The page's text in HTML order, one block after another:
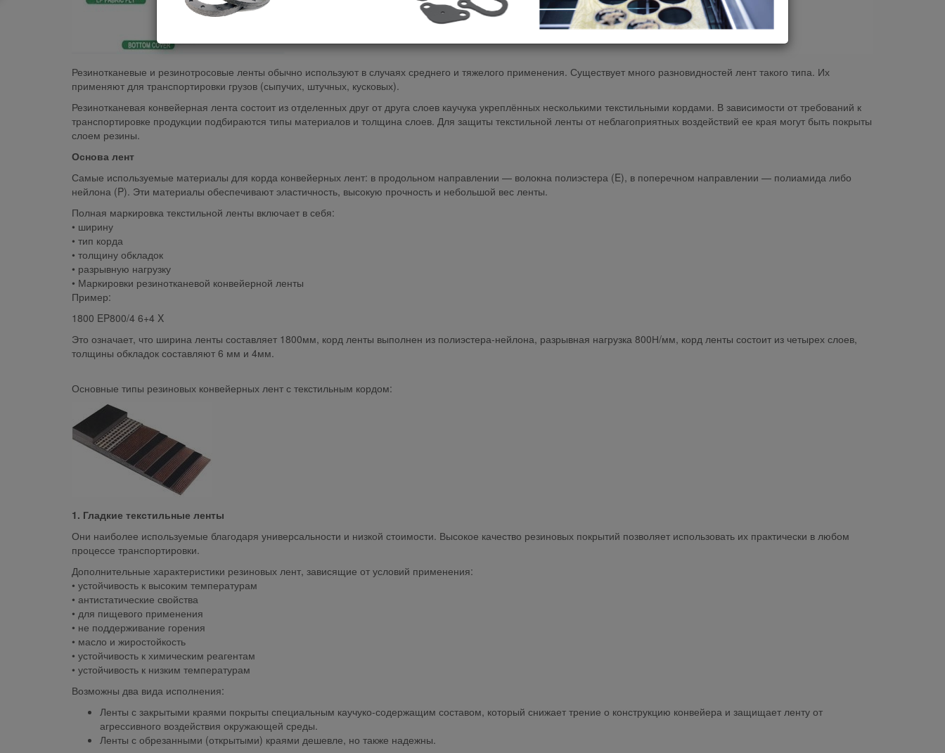
Резинотканевые и резинотросовые ленты обычно используют в случаях среднего и тяжелого применения. Существует много разновидностей лент такого типа. Их
применяют для транспортировки грузов (сыпучих, штучных, кусковых).
Резинотканевая конвейерная лента состоит из отделенных друг от друга слоев каучука укреплённых несколькими текстильными кордами. В зависимости от требований к
транспортировке продукции подбираются типы материалов и толщина слоев. Для защиты текстильной ленты от неблагоприятных воздействий ее края могут быть покрыты
слоем резины.
Основа лент
Самые используемые материалы для корда конвейерных лент: в продольном направлении — волокна полиэстера (E), в поперечном направлении — полиамида либо
нейлона (P). Эти материалы обеспечивают эластичность, высокую прочность и небольшой вес ленты.
Полная маркировка текстильной ленты включает в себя:
• ширину
• тип корда
• толщину обкладок
• разрывную нагрузку
• Маркировки резинотканевой конвейерной ленты
Пример:
1800 EP800/4 6+4 X
Это означает, что ширина ленты составляет 1800мм, корд ленты выполнен из полиэстера-нейлона, разрывная нагрузка 800Н/мм, корд ленты состоит из четырех слоев,
толщины обкладок составляют 6 мм и 4мм.
Основные типы резиновых конвейерных лент с текстильным кордом:
1. Гладкие текстильные ленты
Они наиболее используемые благодаря универсальности и низкой стоимости. Высокое качество резиновых покрытий позволяет использовать их практически в любом
процессе транспортировки.
Дополнительные характеристики резиновых лент, зависящие от условий применения:
• устойчивость к высоким температурам
• антистатические свойства
• для пищевого применения
• не поддерживание горения
• масло и жиростойкость
• устойчивость к химическим реагентам
• устойчивость к низким температурам
Возможны два вида исполнения:
Ленты с закрытыми краями покрыты специальным каучуко-содержащим составом, который снижает трение о конструкцию конвейера и защищает ленту от
агрессивного воздействия окружающей среды.
Ленты с обрезанными (открытыми) краями дешевле, но также надежны.